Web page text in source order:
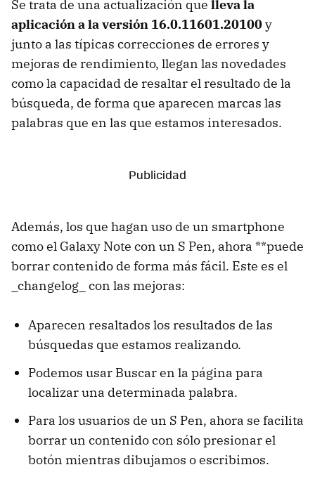
Se trata de una actualización que lleva la
aplicación a la versión 16.0.11601.20100y
junto a las típicas correcciones de errores y
mejoras de rendimiento, llegan las novedades
como la capacidad de resaltar el resultado de la
búsqueda, de forma que aparecen marcas las
palabras que en las que estamos interesados.
Además, los que hagan uso de un smartphone
como el Galaxy Note con un S Pen, ahora **puede
borrar contenido de forma más fácil. Este es el
_changelog_ con las mejoras:
Aparecen resaltados los resultados de las
búsquedas que estamos realizando.
Podemos usar Buscar en la página para
localizar una determinada palabra.
Para los usuarios de un S Pen, ahora se facilita
borrar un contenido con sólo presionar el
botón mientras dibujamos o escribimos.